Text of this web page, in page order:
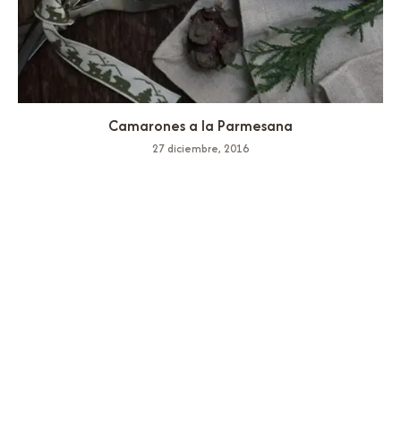
Camarones a la Parmesana
27 diciembre, 2016